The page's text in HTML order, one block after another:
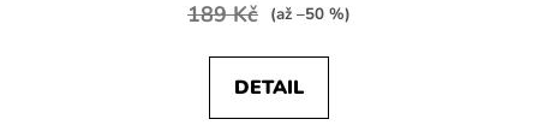
189 Kč (až –50 %)
DETAIL